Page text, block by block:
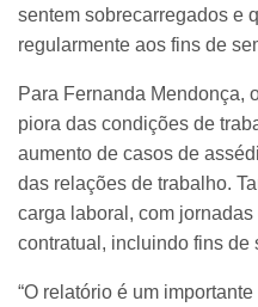
sentem sobrecarregados e
regularmente aos fins de
Para Fernanda Mendonça,
piora das condições de
aumento de casos de
das relações de trabalho.
carga laboral, com
contratual, incluindo fins de
“O relatório é um